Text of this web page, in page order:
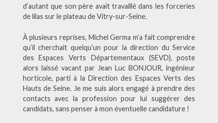
d’autant que son père avait travaillé dans les forceries
de lilas sur le plateau de Vitry-sur-Seine.
À plusieurs reprises, Michel Germa m’a fait comprendre
qu’il cherchait quelqu’un pour la direction du Service
des Espaces Verts Départementaux (SEVD), poste
alors laissé vacant par Jean Luc BONJOUR, ingénieur
horticole, parti à la Direction des Espaces Verts des
Hauts de Seine. Je me suis alors engagé à prendre des
contacts avec la profession pour lui suggérer des
candidats, sans penser à mon éventuelle candidature !